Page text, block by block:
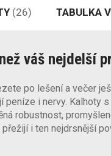
(26) TABULKA
váš nejdelší
po lešení a večer
peníze i nervy. Kalhoty
robustnost,
i ten nejdrsnější